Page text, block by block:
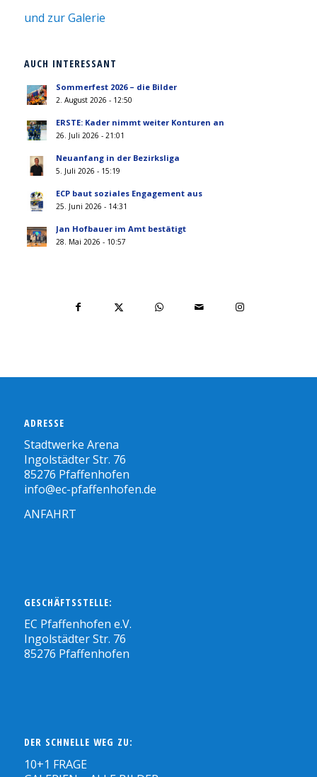
und zur Galerie
AUCH INTERESSANT
Sommerfest 2026 – die Bilder
2. August 2026 - 12:50
ERSTE: Kader nimmt weiter Konturen an
26. Juli 2026 - 21:01
Neuanfang in der Bezirksliga
5. Juli 2026 - 15:19
ECP baut soziales Engagement aus
25. Juni 2026 - 14:31
Jan Hofbauer im Amt bestätigt
28. Mai 2026 - 10:57
ADRESSE
Stadtwerke Arena
Ingolstädter Str. 76
85276 Pfaffenhofen
info@ec-pfaffenhofen.de
ANFAHRT
GESCHÄFTSSTELLE:
EC Pfaffenhofen e.V.
Ingolstädter Str. 76
85276 Pfaffenhofen
DER SCHNELLE WEG ZU:
10+1 FRAGE